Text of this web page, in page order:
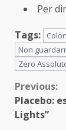
Per
Tags:
Non
Zero
Previous:
Placebo:
Lights”